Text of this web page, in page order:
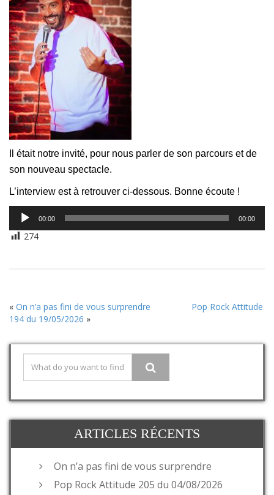
Il était notre invité, pour nous parler de son parcours et de
son nouveau spectacle.
L’interview est à retrouver ci-dessous. Bonne écoute !
Lecteur
audio
00:00 00:00
274
« On n’a pas fini de vous surprendre
Pop Rock Attitude
194 du 19/05/2026 »
ARTICLES RÉCENTS
On n’a pas fini de vous surprendre
Pop Rock Attitude 205 du 04/08/2026